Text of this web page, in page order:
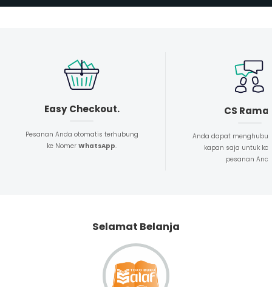
Easy Checkout.
Pesanan Anda otomatis terhubung
ke NomerWhatsApp.
CS
Anda dapat
kapan saja untuk
pesanan
Selamat Belanja